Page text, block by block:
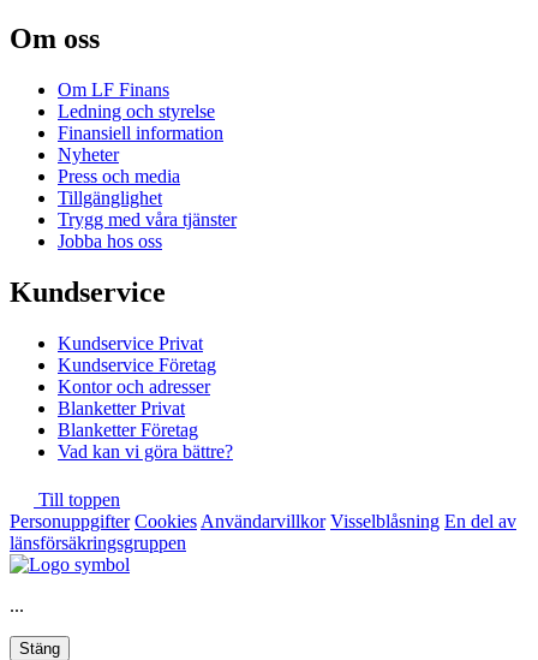
Om oss
Om LF Finans
Ledning och styrelse
Finansiell information
Nyheter
Press och media
Tillgänglighet
Trygg med våra tjänster
Jobba hos oss
Kundservice
Kundservice Privat
Kundservice Företag
Kontor och adresser
Blanketter Privat
Blanketter Företag
Vad kan vi göra bättre?
Till toppen
Personuppgifter Cookies Användarvillkor Visselblåsning En del av
länsförsäkringsgruppen
...
Stäng